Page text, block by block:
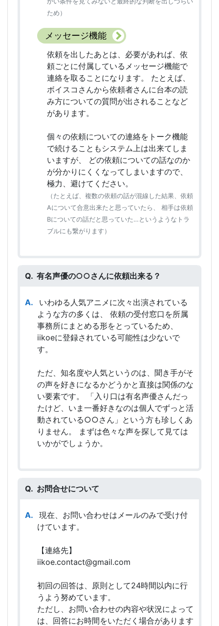
ため）
メッセージ機能
依頼を出したあとは、必要があれば、依
頼ごとに付属しているメッセージ機能で
連絡を取ることになります。 たとえば、
ボイスコさんから依頼者さんに台本の読
み方についての質問が出されることなど
があります。
個々の依頼についての連絡をトーク機能
で続けることもシステム上は出来てしま
いますが、 どの依頼についての話なのか
が分かりにくくなってしまいますので、
極力、避けてください。
（たとえば、複数の依頼の話が混線した結果、依頼
Aについて合意出来たと思っていたら、 相手は依頼
Bについての話だと思っていた…というようなトラ
ブルにも繋がります）
有名声優の○○さんに依頼出来る？
いわゆる人気アニメに次々出演されている
ような方の多くは、 依頼の受付窓口を所属
事務所にまとめる形をとっているため、
iikoeに登録されている可能性は少ないで
す。
ただ、知名度や人気というのは、聞き手がそ
の声を好きになるかどうかと直接は関係のな
い要素です。 「入り口は有名声優さんだっ
たけど、いま一番好きなのは個人でずっと活
動されている○○さん」という方も珍しくあ
りません。 まずは色々な声を探して見ては
いかがでしょうか。
お問合せについて
現在、お問い合わせはメールのみで受け付
けています。
【連絡先】
iikoe.contact@gmail.com
初回の回答は、原則として24時間以内に行
うよう努めています。
ただし、お問い合わせの内容や状況によって
は、回答にお時間をいただく場合があります